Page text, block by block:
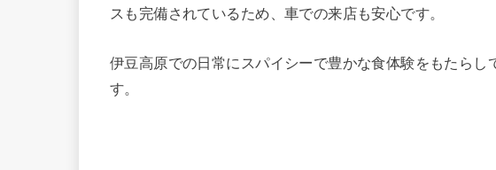
スも完備されているため、車での来店も安心です。
伊豆高原での日常にスパイシーで豊かな食体験をもたら
す。